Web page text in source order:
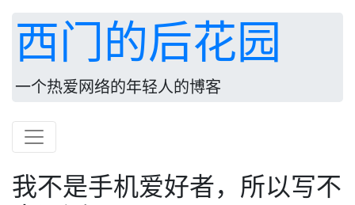
西门的后花园
一个热爱网络的年轻人的博客
我不是手机爱好者，所以写不